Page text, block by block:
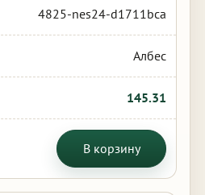
4825-nes24-d1711bca
Албес
145.31
В корзину